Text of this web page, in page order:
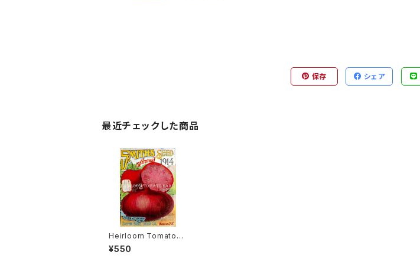
保存 シェア
最近チェックした商品
Heirloom Tomato®
Early Dwarf Giant エ
アルーム・トマト・アーリ
¥550